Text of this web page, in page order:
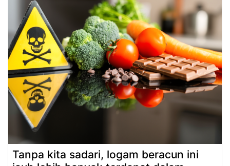
Tanpa kita sadari, logam beracun ini